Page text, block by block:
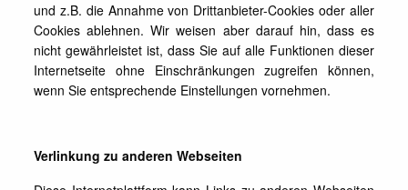
und z.B. die Annahme von Drittanbieter-Cookies oder aller
Cookies ablehnen. Wir weisen aber darauf hin, dass es
nicht gewährleistet ist, dass Sie auf alle Funktionen dieser
Internetseite ohne Einschränkungen zugreifen können,
wenn Sie entsprechende Einstellungen vornehmen.
Verlinkung zu anderen Webseiten